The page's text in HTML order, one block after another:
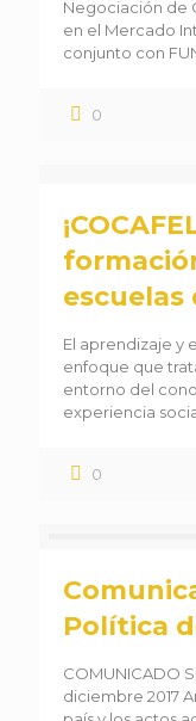
Negociación de
en el Mercado
conjunto con
0
escuelas
El aprendizaje y
enfoque que
entorno del
experiencia
0
Política
COMUNICADO
diciembre 2017